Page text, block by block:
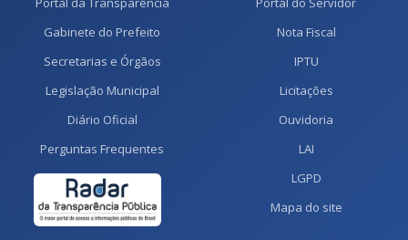
Gabinete do Prefeito
Secretarias e Órgãos
Legislação Municipal
Diário Oficial
Perguntas Frequentes
Nota Fiscal
IPTU
Licitações
Ouvidoria
LAI
LGPD
Mapa do site